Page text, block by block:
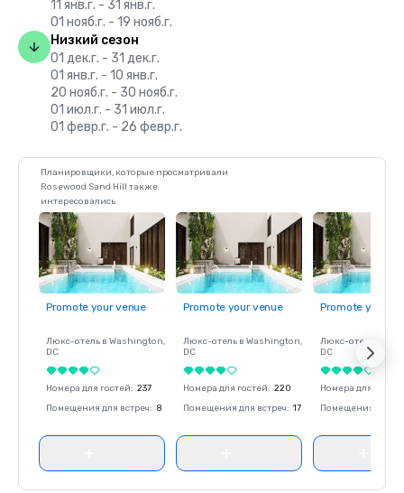
11 янв.г. - 31 янв.г.
01 нояб.г. - 19 нояб.г.
Низкий сезон
01 дек.г. - 31 дек.г.
01 янв.г. - 10 янв.г.
20 нояб.г. - 30 нояб.г.
01 июл.г. - 31 июл.г.
01 февр.г. - 26 февр.г.
Планировщики, которые просматривали
Rosewood Sand Hill также
интересовались
Promote your venue
Люкс-отель в Washington,
DC
Номера для гостей: 237
Помещения для встреч: 8
Promote your venue
Люкс-отель в Washington,
DC
Номера для гостей: 220
Помещения для встреч: 17
Promote your
Люкс-отель в
DC
Номера для гостей
Помещения для